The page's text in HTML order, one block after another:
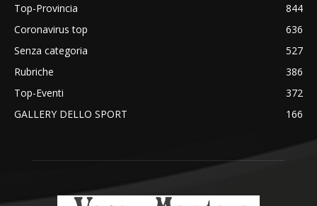
Top-Provincia
844
Coronavirus top
636
Senza categoria
527
Rubriche
386
Top-Eventi
372
GALLERY DELLO SPORT
166